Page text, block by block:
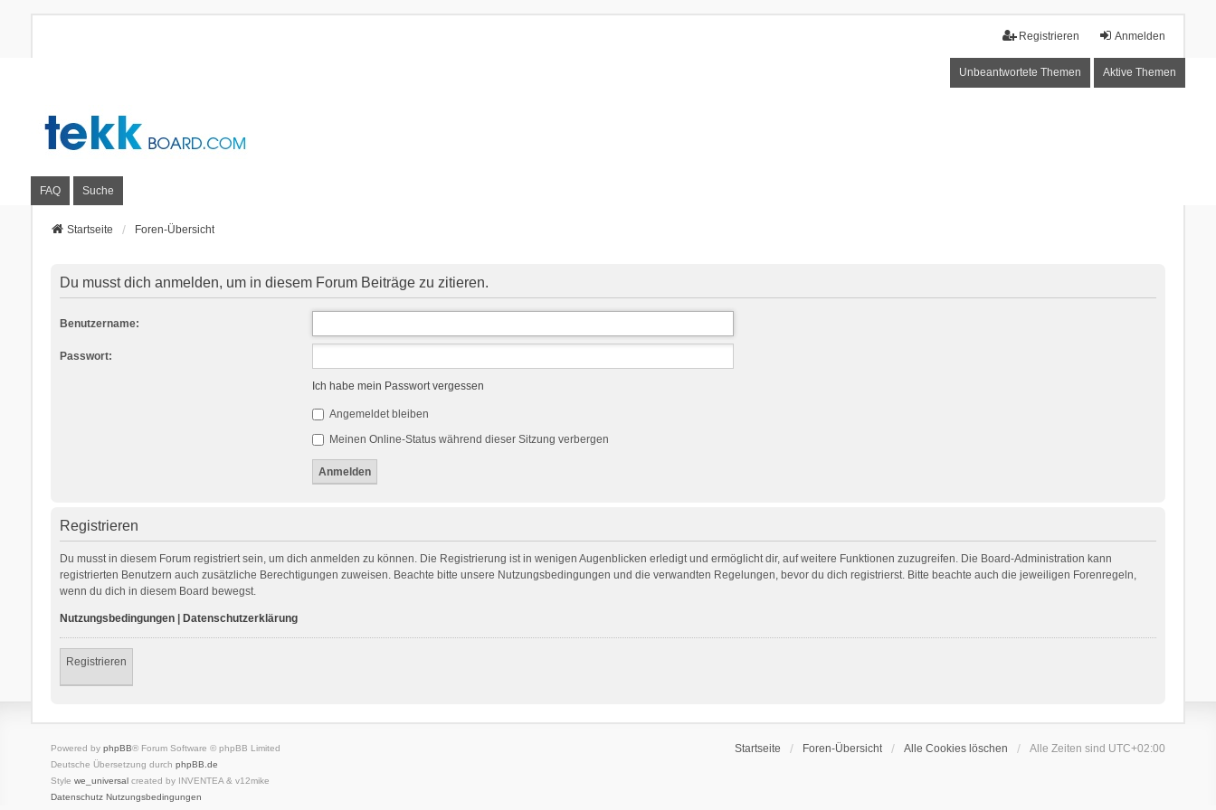
Anmelden
Registrieren
Unbeantwortete Themen Aktive Themen
FAQ Suche
Startseite Foren-Übersicht
Du musst dich anmelden, um in diesem Forum Beiträge zu zitieren.
Benutzername:
Passwort:
Ich habe mein Passwort vergessen
Angemeldet bleiben
Meinen Online-Status während dieser Sitzung verbergen
Registrieren
Du musst in diesem Forum registriert sein, um dich anmelden zu können. Die Registrierung ist in wenigen Augenblicken erledigt und ermöglicht dir, auf weitere Funktionen zuzugreifen. Die Board-Administration kann
registrierten Benutzern auch zusätzliche Berechtigungen zuweisen. Beachte bitte unsere Nutzungsbedingungen und die verwandten Regelungen, bevor du dich registrierst. Bitte beachte auch die jeweiligen Forenregeln,
wenn du dich in diesem Board bewegst.
Nutzungsbedingungen| Datenschutzerklärung
Registrieren
Startseite Foren-Übersicht Alle Cookies löschen Alle Zeiten sind UTC+02:00
Powered by phpBB® Forum Software © phpBB Limited
Deutsche Übersetzung durch phpBB.de
Style we_universal created by INVENTEA & v12mike
Datenschutz Nutzungsbedingungen